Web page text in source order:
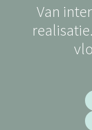
Van